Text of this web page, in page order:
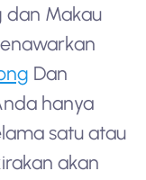
dan Makau
Dan
hanya
satu atau
akan